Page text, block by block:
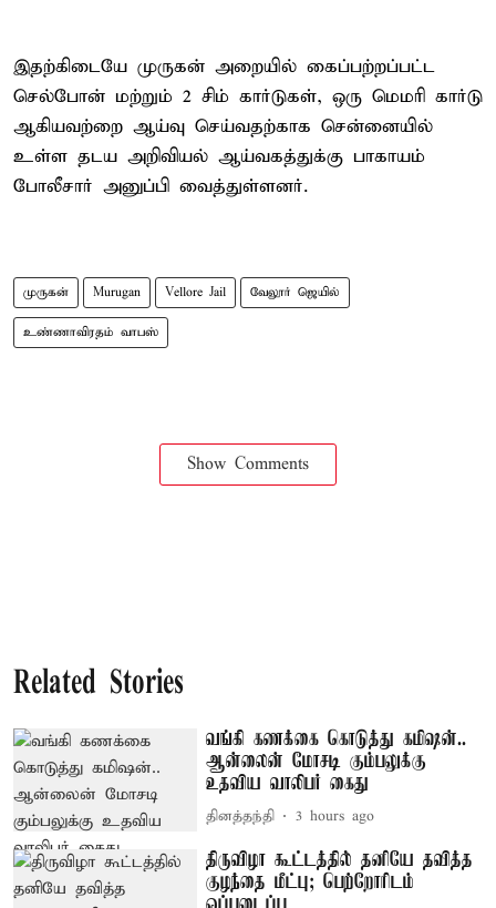
இதற்கிடையே முருகன் அறையில் கைப்பற்றப்பட்ட
செல்போன் மற்றும் 2 சிம் கார்டுகள், ஒரு மெமரி கார்டு
ஆகியவற்றை ஆய்வு செய்வதற்காக சென்னையில்
உள்ள தடய அறிவியல் ஆய்வகத்துக்கு பாகாயம்
போலீசார் அனுப்பி வைத்துள்ளனர்.
முருகன் Murugan Vellore Jail வேலூர் ஜெயில்
உண்ணாவிரதம் வாபஸ்
Show Comments
Related Stories
வங்கி கணக்கை கொடுத்து கமிஷன்..
ஆன்லைன் மோசடி கும்பலுக்கு
உதவிய வாலிபர் கைது
தினத்தந்தி 3 hours ago
திருவிழா கூட்டத்தில் தனியே தவித்த
குழந்தை மீட்பு; பெற்றோரிடம்